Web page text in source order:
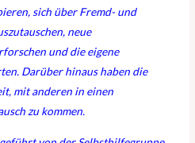
sich über Fremd- und
neue
und die eigene
Darüber hinaus haben die
mit anderen in einen
zu kommen.